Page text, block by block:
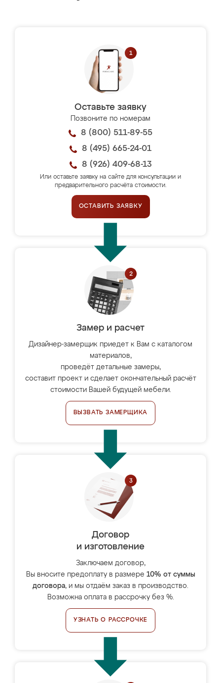
Оставьте заявку
Позвоните по номерам
8 (800) 511-89-55
8 (495) 665-24-01
8 (926) 409-68-13
Или оставьте заявку на сайте для консультации и
предварительного расчёта стоимости.
ОСТАВИТЬ ЗАЯВКУ
Замер и расчет
Дизайнер-замерщик приедет к Вам с каталогом
материалов,
проведёт детальные замеры,
составит проект и сделает окончательный расчёт
стоимости Вашей будущей мебели.
ВЫЗВАТЬ ЗАМЕРЩИКА
Договор
и изготовление
Заключаем договор,
Вы вносите предоплату в размере 10% от суммы
договора, и мы отдаём заказ в производство.
Возможна оплата в рассрочку без %.
УЗНАТЬ О РАССРОЧКЕ